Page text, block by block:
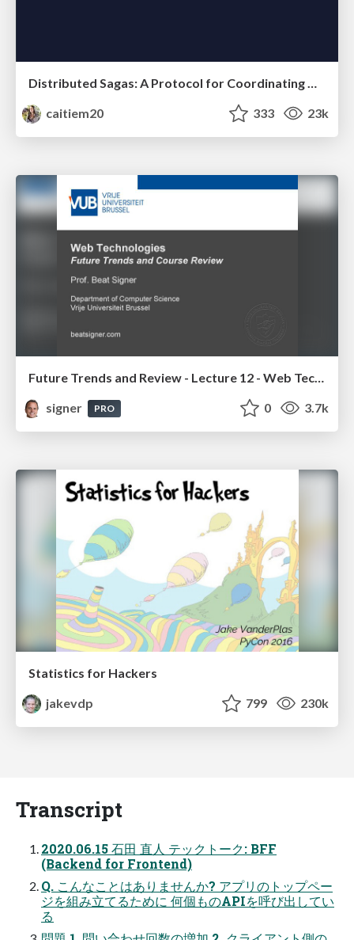
Distributed Sagas: A Protocol for Coordinating Microservices
caitiem20
333 23k
Future Trends and Review - Lecture 12 - Web Technologies (1019888BNR)
signer
PRO 0 3.7k
Statistics for Hackers
jakevdp
799 230k
Transcript
2020.06.15 石田 直人 テックトーク: BFF
(Backend for Frontend)
Q. こんなことはありませんか? アプリのトップペー
ジを組み立てるために 何個ものAPIを呼び出してい
る